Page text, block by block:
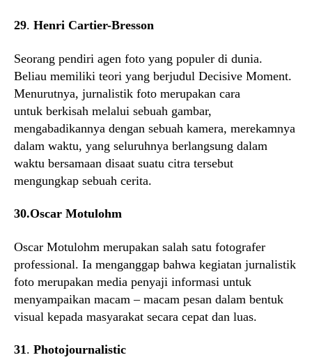
29. Henri Cartier-Bresson
Seorang pendiri agen foto yang populer di dunia.
Beliau memiliki teori yang berjudul Decisive Moment.
Menurutnya, jurnalistik foto merupakan cara
untuk berkisah melalui sebuah gambar,
mengabadikannya dengan sebuah kamera, merekamnya
dalam waktu, yang seluruhnya berlangsung dalam
waktu bersamaan disaat suatu citra tersebut
mengungkap sebuah cerita.
30.Oscar Motulohm
Oscar Motulohm merupakan salah satu fotografer
professional. Ia menganggap bahwa kegiatan jurnalistik
foto merupakan media penyaji informasi untuk
menyampaikan macam – macam pesan dalam bentuk
visual kepada masyarakat secara cepat dan luas.
31. Photojournalistic